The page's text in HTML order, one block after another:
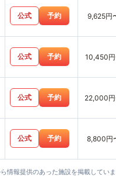
公式 予約 9,625円
公式 予約 10,450
公式 予約 22,000
公式 予約 8,800円
情報提供のあった施設を掲載してい